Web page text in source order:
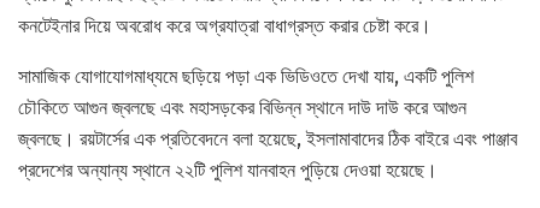
কনটেইনার দিয়ে অবরোধ করে অগ্রযাত্রা বাধাগ্রস্ত করার চেষ্টা করে।
সামাজিক যোগাযোগমাধ্যমে ছড়িয়ে পড়া এক ভিডিওতে দেখা যায়, একটি পুলিশ
চৌকিতে আগুন জ্বলছে এবং মহাসড়কের বিভিন্ন স্থানে দাউ দাউ করে আগুন
জ্বলছে। রয়টার্সের এক প্রতিবেদনে বলা হয়েছে, ইসলামাবাদের ঠিক বাইরে এবং পাঞ্জাব
প্রদেশের অন্যান্য স্থানে ২২টি পুলিশ যানবাহন পুড়িয়ে দেওয়া হয়েছে।